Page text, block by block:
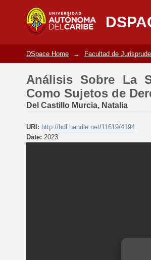
Análisis Sobre La
en Colombia
DSpace Home → Facultad de
Análisis Sobre La
Como Sujetos de
Del Castillo Murcia, Natalia
URI: http://hdl.handle.net/11619/4194
Date: 2023